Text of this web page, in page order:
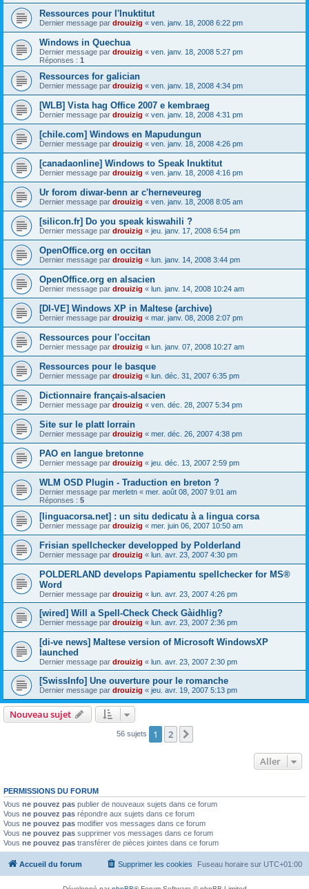
Ressources pour l'Inuktitut
Dernier message par drouizig « ven. janv. 18, 2008 6:22 pm
Windows in Quechua
Dernier message par drouizig « ven. janv. 18, 2008 5:27 pm
Réponses : 1
Ressources for galician
Dernier message par drouizig « ven. janv. 18, 2008 4:34 pm
[WLB] Vista hag Office 2007 e kembraeg
Dernier message par drouizig « ven. janv. 18, 2008 4:31 pm
[chile.com] Windows en Mapudungun
Dernier message par drouizig « ven. janv. 18, 2008 4:26 pm
[canadaonline] Windows to Speak Inuktitut
Dernier message par drouizig « ven. janv. 18, 2008 4:16 pm
Ur forom diwar-benn ar c'herneveureg
Dernier message par drouizig « ven. janv. 18, 2008 8:05 am
[silicon.fr] Do you speak kiswahili ?
Dernier message par drouizig « jeu. janv. 17, 2008 6:54 pm
OpenOffice.org en occitan
Dernier message par drouizig « lun. janv. 14, 2008 3:44 pm
OpenOffice.org en alsacien
Dernier message par drouizig « lun. janv. 14, 2008 10:24 am
[DI-VE] Windows XP in Maltese (archive)
Dernier message par drouizig « mar. janv. 08, 2008 2:07 pm
Ressources pour l'occitan
Dernier message par drouizig « lun. janv. 07, 2008 10:27 am
Ressources pour le basque
Dernier message par drouizig « lun. déc. 31, 2007 6:35 pm
Dictionnaire français-alsacien
Dernier message par drouizig « ven. déc. 28, 2007 5:34 pm
Site sur le platt lorrain
Dernier message par drouizig « mer. déc. 26, 2007 4:38 pm
PAO en langue bretonne
Dernier message par drouizig « jeu. déc. 13, 2007 2:59 pm
WLM OSD Plugin - Traduction en breton ?
Dernier message par merletn « mer. août 08, 2007 9:01 am
Réponses : 5
[linguacorsa.net] : un situ dedicatu à a lingua corsa
Dernier message par drouizig « mer. juin 06, 2007 10:50 am
Frisian spellchecker developped by Polderland
Dernier message par drouizig « lun. avr. 23, 2007 4:30 pm
POLDERLAND develops Papiamentu spellchecker for MS®
Word
Dernier message par drouizig « lun. avr. 23, 2007 4:26 pm
[wired] Will a Spell-Check Check Gàidhlig?
Dernier message par drouizig « lun. avr. 23, 2007 2:36 pm
[di-ve news] Maltese version of Microsoft WindowsXP
launched
Dernier message par drouizig « lun. avr. 23, 2007 2:30 pm
[SwissInfo] Une ouverture pour le romanche
Dernier message par drouizig « jeu. avr. 19, 2007 5:13 pm
Nouveau sujet
56 sujets 1 2
Aller
PERMISSIONS DU FORUM
Vous ne pouvez pas publier de nouveaux sujets dans ce forum
Vous ne pouvez pas répondre aux sujets dans ce forum
Vous ne pouvez pas modifier vos messages dans ce forum
Vous ne pouvez pas supprimer vos messages dans ce forum
Vous ne pouvez pas transférer de pièces jointes dans ce forum
Accueil du forum Fuseau horaire sur UTC+01:00
Supprimer les cookies